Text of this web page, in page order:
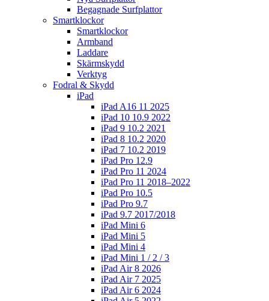
Begagnade Surfplattor
Smartklockor
Smartklockor
Armband
Laddare
Skärmskydd
Verktyg
Fodral & Skydd
iPad
iPad A16 11 2025
iPad 10 10.9 2022
iPad 9 10.2 2021
iPad 8 10.2 2020
iPad 7 10.2 2019
iPad Pro 12.9
iPad Pro 11 2024
iPad Pro 11 2018–2022
iPad Pro 10.5
iPad Pro 9.7
iPad 9.7 2017/2018
iPad Mini 6
iPad Mini 5
iPad Mini 4
iPad Mini 1 / 2 / 3
iPad Air 8 2026
iPad Air 7 2025
iPad Air 6 2024